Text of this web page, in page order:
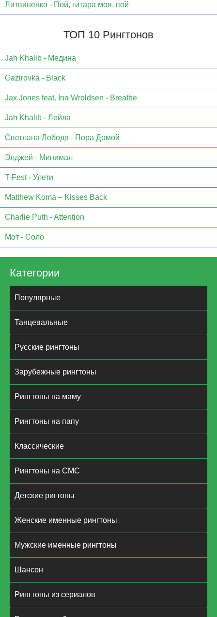
Литвиненко - Пой, гитара моя, пой
ТОП 10 Рингтонов
Jаh Khаlib - Медина
Gazirovka - Black
Jax Jones feat. Ina Wroldsen - Breathe
Jah Khalib - Лейла
Светлана Лобода - Пора Домой
Элджей - Минимал
T-Fest - Улети
Matthew Koma – Kisses Back
Charlie Puth - Attention
Мот - Соло
Категории
Популярные
Танцевальные
Русские рингтоны
Зарубежные рингтоны
Рингтоны на маму
Рингтоны на папу
Классические
Рингтоны на СМС
Детские ригтоны
Женские именные рингтоны
Мужские именные рингтоны
Шансон
Рингтоны из сериалов